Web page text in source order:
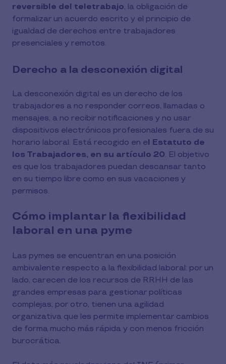
reversible del teletrabajo, la obligación de
formalizar un acuerdo escrito y el principio de
igualdad de derechos entre trabajadores
presenciales y remotos.
Derecho a la desconexión digital
La desconexión digital es un derecho de los
trabajadores a no responder correos, llamadas o
mensajes, a no recibir notificaciones y no usar
dispositivos electrónicos profesionales fuera de su
horario laboral. Está recogido en el Estatuto de
los Trabajadores, en su artículo 20. El objetivo
es que los trabajadores puedan descansar tanto
en su tiempo libre como en sus vacaciones y
permisos.
Cómo implantar la flexibilidad
laboral en una pyme
Las pymes se encuentran en una posición
ambivalente respecto a la flexibilidad laboral: por un
lado, carecen de los recursos de RRHH de las
grandes empresas para gestionar políticas
complejas; por otro, tienen una agilidad
organizativa que les permite implementar cambios
de forma mucho más rápida y con menos fricción
burocrática.